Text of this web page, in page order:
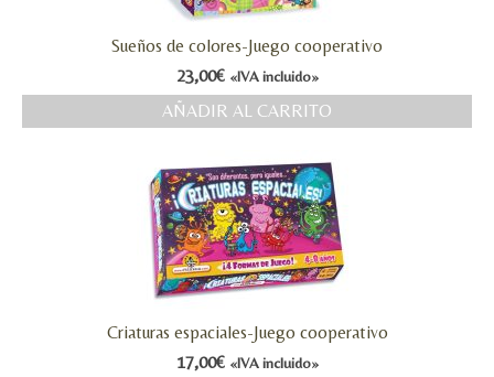
Sueños de colores-Juego cooperativo
23,00€ «IVA incluido»
AÑADIR AL CARRITO
Criaturas espaciales-Juego cooperativo
17,00€ «IVA incluido»